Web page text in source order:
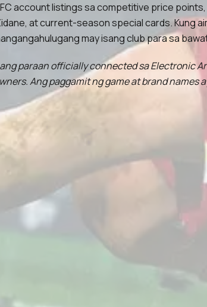
account listings sa competitive price
at current-season special cards. Kung
may isang club para sa
paraan officially connected sa Electronic
Ang paggamit ng game at brand names